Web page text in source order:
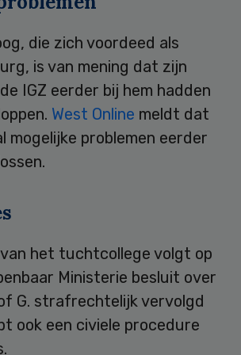
die zich voordeed als
is van mening dat zijn
IGZ eerder bij hem hadden
West Online meldt dat
mogelijke problemen eerder
het tuchtcollege volgt op
Ministerie besluit over
G. strafrechtelijk vervolgd
ook een civiele procedure